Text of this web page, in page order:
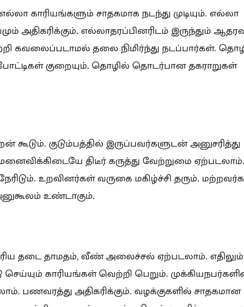
காரியங்களும் சாதகமாக நடந்து முடியும். எல்லா
அதிகரிக்கும். எல்லாதரப்பினரிடம் இருந்தும்
கவலைப்படாமல் தலை நிமிர்ந்து நடப்பார்கள்.
குறையும். தொழில் தொடர்பான தகராறுகள்
கூடும். குடும்பத்தில் இருப்பவர்களுடன் அனுசரித்து
திடீர் கருத்து வேற்றுமை ஏற்படலாம்.
உறவினர்கள் வருகை மகிழ்ச்சி தரும்.
உண்டாகும்.
தடை தாமதம், வீண் அலைச்சல் ஏற்படலாம். எதிலும்
காரியங்கள் வெற்றி பெறும்.
பணவரத்து அதிகரிக்கும். வழக்குகளில் சாதகமான